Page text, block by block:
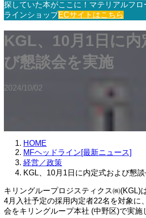
探していた本がここに！マテリアルフ
ラインショップECサイトはこちら
KGL、10月1日に内
び懇談会を実施
2024/10/02
HOME
MFヘッドライン[最新ニュース]
経営／政策
KGL、10月1日に内定式および懇
キリングループロジスティクス㈱(KGL)
4月入社予定の採用内定者22名を対象に
会をキリングループ本社 (中野区)で実施